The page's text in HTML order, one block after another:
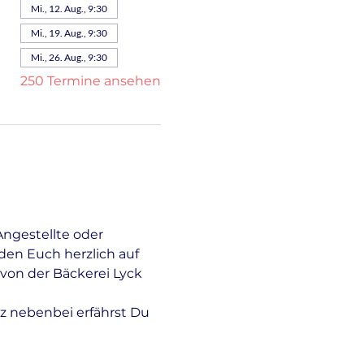
Mi., 12. Aug., 9:30
Mi., 19. Aug., 9:30
Mi., 26. Aug., 9:30
250 Termine ansehen
oder
Euch herzlich auf
der Bäckerei Lyck
nebenbei erfährst Du